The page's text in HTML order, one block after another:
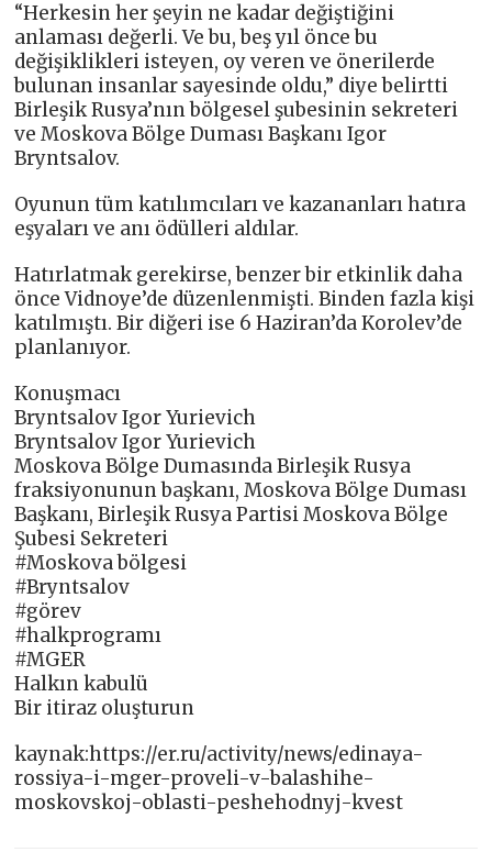
“Herkesin her şeyin ne kadar değiştiğini
anlaması değerli. Ve bu, beş yıl önce bu
değişiklikleri isteyen, oy veren ve önerilerde
bulunan insanlar sayesinde oldu,” diye belirtti
Birleşik Rusya’nın bölgesel şubesinin sekreteri
ve Moskova Bölge Duması Başkanı Igor
Bryntsalov.
Oyunun tüm katılımcıları ve kazananları hatıra
eşyaları ve anı ödülleri aldılar.
Hatırlatmak gerekirse, benzer bir etkinlik daha
önce Vidnoye’de düzenlenmişti. Binden fazla kişi
katılmıştı. Bir diğeri ise 6 Haziran’da Korolev’de
planlanıyor.
Konuşmacı
Bryntsalov Igor Yurievich
Bryntsalov Igor Yurievich
Moskova Bölge Dumasında Birleşik Rusya
fraksiyonunun başkanı, Moskova Bölge Duması
Başkanı, Birleşik Rusya Partisi Moskova Bölge
Şubesi Sekreteri
#Moskova bölgesi
#Bryntsalov
#görev
#halkprogramı
#‎MGER
Halkın kabulü
Bir itiraz oluşturun
kaynak:https://er.ru/activity/news/edinaya-
rossiya-i-mger-proveli-v-balashihe-
moskovskoj-oblasti-peshehodnyj-kvest